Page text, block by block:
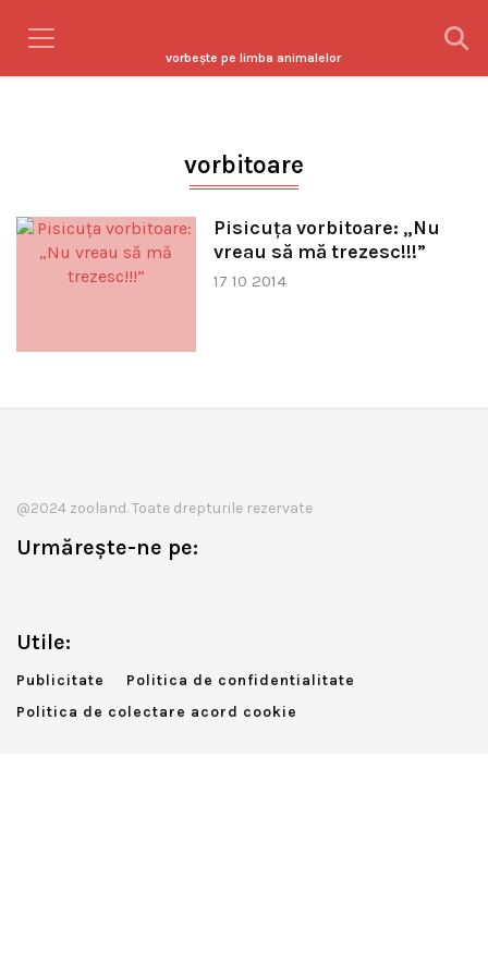
vorbeşte pe limba animalelor
vorbitoare
Pisicuţa vorbitoare: „Nu
vreau să mă trezesc!!!”
17 10 2014
@2024 zooland. Toate drepturile rezervate
Urmărește-ne pe:
Utile:
Publicitate
Politica de confidentialitate
Politica de colectare acord cookie